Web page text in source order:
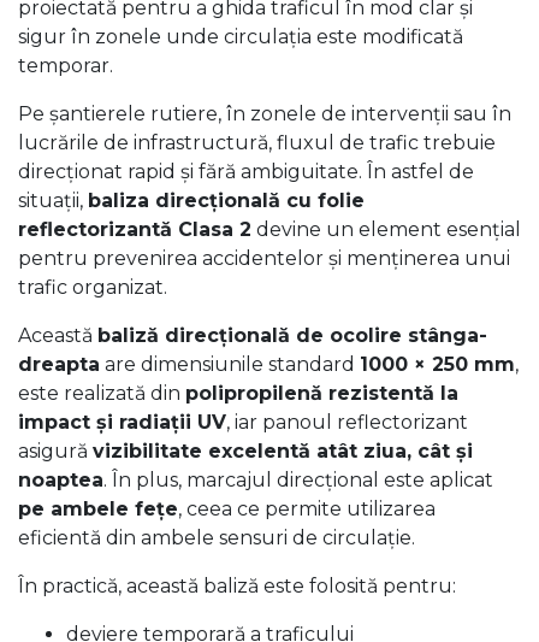
proiectată pentru a ghida traficul în mod clar și
sigur în zonele unde circulația este modificată
temporar.
Pe șantierele rutiere, în zonele de intervenții sau în
lucrările de infrastructură, fluxul de trafic trebuie
direcționat rapid și fără ambiguitate. În astfel de
situații, baliza direcțională cu folie
reflectorizantă Clasa 2 devine un element esențial
pentru prevenirea accidentelor și menținerea unui
trafic organizat.
Această baliză direcțională de ocolire stânga-
dreapta are dimensiunile standard 1000 × 250 mm,
este realizată din polipropilenă rezistentă la
impact și radiații UV, iar panoul reflectorizant
asigură vizibilitate excelentă atât ziua, cât și
noaptea. În plus, marcajul direcțional este aplicat
pe ambele fețe, ceea ce permite utilizarea
eficientă din ambele sensuri de circulație.
În practică, această baliză este folosită pentru:
deviere temporară a traficului